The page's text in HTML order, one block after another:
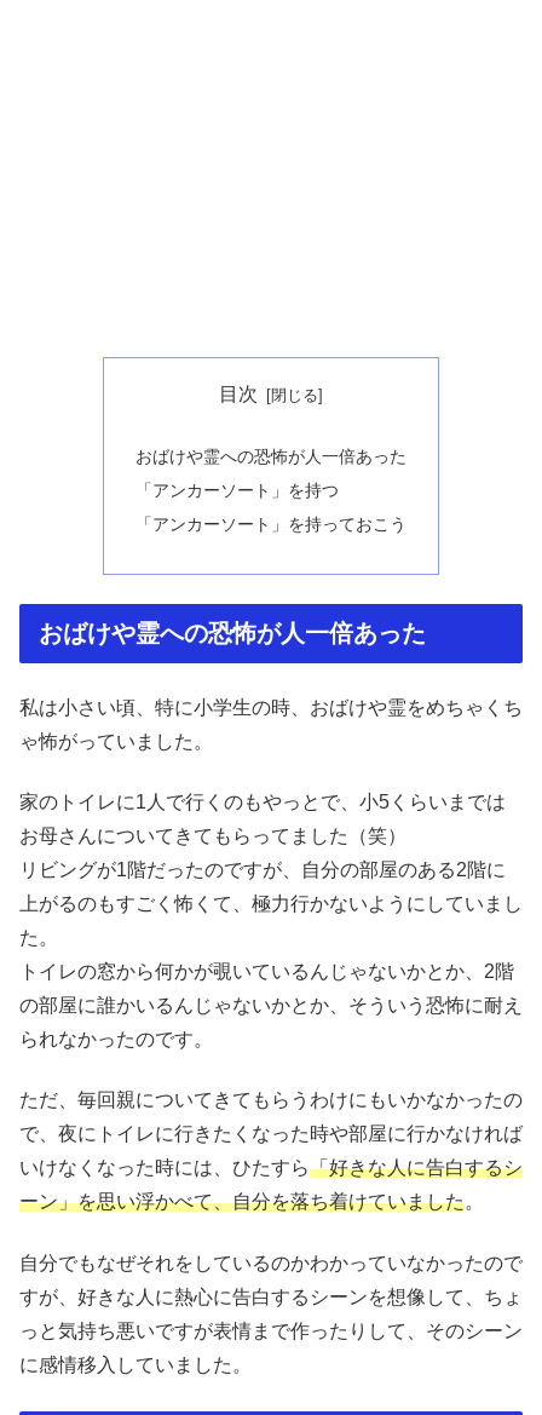
目次
おばけや霊への恐怖が人一倍あった
「アンカーソート」を持つ
「アンカーソート」を持っておこう
おばけや霊への恐怖が人一倍あった
私は小さい頃、特に小学生の時、おばけや霊をめちゃくち
ゃ怖がっていました。
家のトイレに1人で行くのもやっとで、小5くらいまでは
お母さんについてきてもらってました（笑）
リビングが1階だったのですが、自分の部屋のある2階に
上がるのもすごく怖くて、極力行かないようにしていまし
た。
トイレの窓から何かが覗いているんじゃないかとか、2階
の部屋に誰かいるんじゃないかとか、そういう恐怖に耐え
られなかったのです。
ただ、毎回親についてきてもらうわけにもいかなかったの
で、夜にトイレに行きたくなった時や部屋に行かなければ
いけなくなった時には、ひたすら「好きな人に告白するシ
ーン」を思い浮かべて、自分を落ち着けていました。
自分でもなぜそれをしているのかわかっていなかったので
すが、好きな人に熱心に告白するシーンを想像して、ちょ
っと気持ち悪いですが表情まで作ったりして、そのシーン
に感情移入していました。